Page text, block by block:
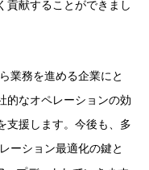
貢献することができまし
業務を進める企業にと
的なオペレーションの効
支援します。今後も、多
ーション最適化の鍵と